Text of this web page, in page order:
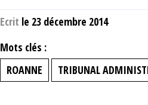
Ecrit le 23 décembre 2014
Mots clés :
ROANNE
TRIBUNAL